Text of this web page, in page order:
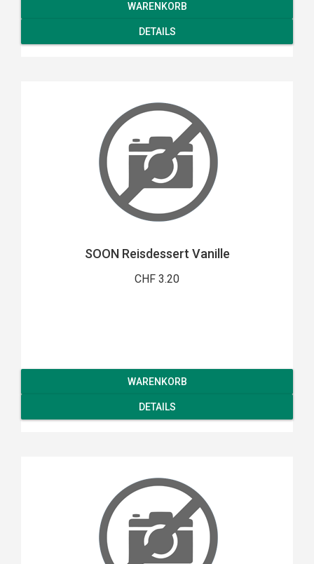
WARENKORB
DETAILS
SOON Reisdessert Vanille
CHF 3.20
WARENKORB
DETAILS